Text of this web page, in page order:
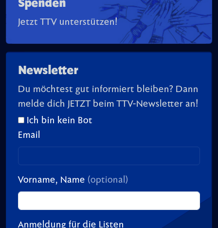
Spenden
Jetzt TTV unterstützen!
Newsletter
Du möchtest gut informiert bleiben? Dann
melde dich JETZT beim TTV-Newsletter an!
Ich bin kein Bot
Email
Vorname, Name (optional)
Anmeldung für die Listen